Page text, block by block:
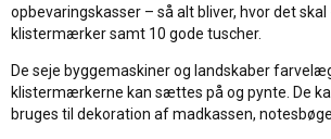
opbevaringskasser – så alt bliver, hvor det skal
klistermærker samt 10 gode tuscher.
De seje byggemaskiner og landskaber
klistermærkerne kan sættes på og pynte. De
bruges til dekoration af madkassen,